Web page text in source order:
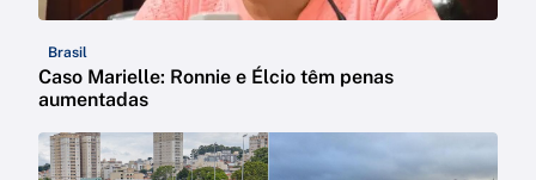
Brasil
Caso Marielle: Ronnie e Élcio têm penas
aumentadas